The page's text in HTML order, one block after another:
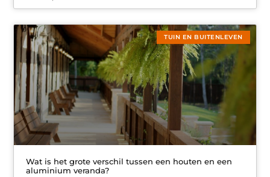
TUIN EN BUITENLEVEN
Wat is het grote verschil tussen een houten en een
aluminium veranda?